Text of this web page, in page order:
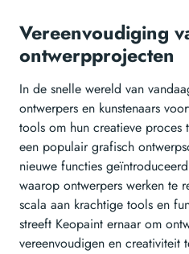
Vereenvoudiging
ontwerpprojecten
In de snelle wereld van
ontwerpers en kunstenaars
tools om hun creatieve proces
een populair grafisch
nieuwe functies
waarop ontwerpers werken te
scala aan krachtige tools en
streeft Keopaint ernaar om
vereenvoudigen en creativiteit